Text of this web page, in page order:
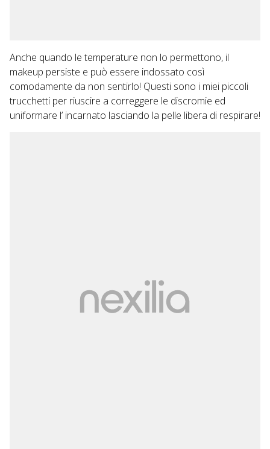
Anche quando le temperature non lo permettono, il
makeup persiste e può essere indossato così
comodamente da non sentirlo! Questi sono i miei piccoli
trucchetti per riuscire a correggere le discromie ed
uniformare l’ incarnato lasciando la pelle libera di respirare!